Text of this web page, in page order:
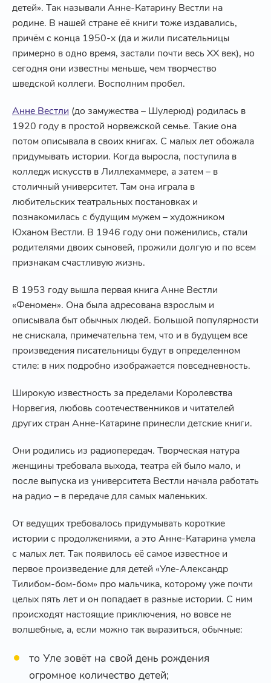
детей». Так называли Анне-Катарину Вестли на
родине. В нашей стране её книги тоже издавались,
причём с конца 1950-х (да и жили писательницы
примерно в одно время, застали почти весь XX век), но
сегодня они известны меньше, чем творчество
шведской коллеги. Восполним пробел.
Анне Вестли (до замужества – Шулерюд) родилась в
1920 году в простой норвежской семье. Такие она
потом описывала в своих книгах. С малых лет обожала
придумывать истории. Когда выросла, поступила в
колледж искусств в Лиллехаммере, а затем – в
столичный университет. Там она играла в
любительских театральных постановках и
познакомилась с будущим мужем – художником
Юханом Вестли. В 1946 году они поженились, стали
родителями двоих сыновей, прожили долгую и по всем
признакам счастливую жизнь.
В 1953 году вышла первая книга Анне Вестли
«Феномен». Она была адресована взрослым и
описывала быт обычных людей. Большой популярности
не снискала, примечательна тем, что и в будущем все
произведения писательницы будут в определенном
стиле: в них подробно изображается повседневность.
Широкую известность за пределами Королевства
Норвегия, любовь соотечественников и читателей
других стран Анне-Катарине принесли детские книги.
Они родились из радиопередач. Творческая натура
женщины требовала выхода, театра ей было мало, и
после выпуска из университета Вестли начала работать
на радио – в передаче для самых маленьких.
От ведущих требовалось придумывать короткие
истории с продолжениями, а это Анне-Катарина умела
с малых лет. Так появилось её самое известное и
первое произведение для детей «Уле-Александр
Тилибом-бом-бом» про мальчика, которому уже почти
целых пять лет и он попадает в разные истории. С ним
происходят настоящие приключения, но вовсе не
волшебные, а, если можно так выразиться, обычные:
то Уле зовёт на свой день рождения
огромное количество детей;